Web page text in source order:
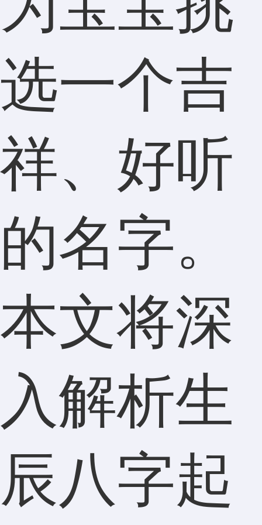
选一个吉
祥、好听
的名字。
本文将深
入解析生
辰八字起